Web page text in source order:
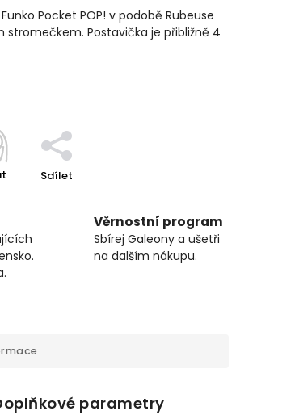
Pocket POP! v podobě Rubeuse
stromečkem. Postavička je přibližně 4
Sdílet
Věrnostní program
Sbírej Galeony a ušetři
na dalším nákupu.
parametry